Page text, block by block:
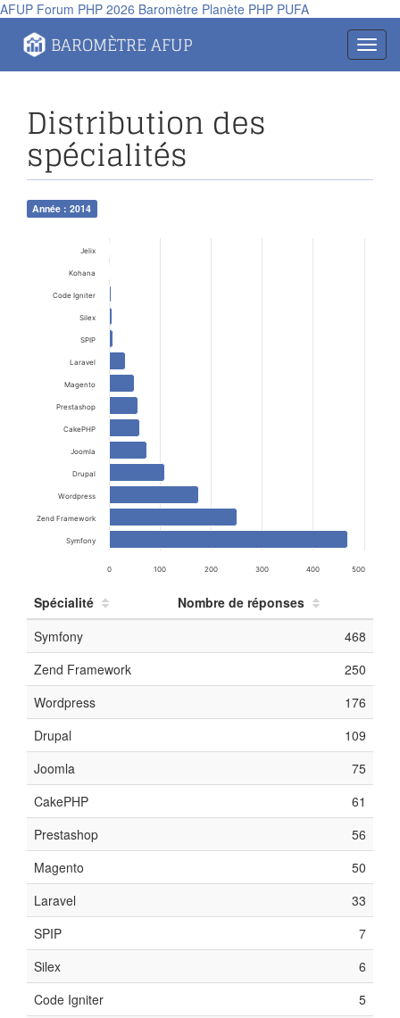
AFUP Forum PHP 2026 Baromètre Planète PHP PUFA
BAROMÈTRE AFUP
Distribution des
spécialités
Année : 2014
0 100 200 300 400 500
Symfony
Zend Framework
Wordpress
Drupal
Joomla
CakePHP
Prestashop
Magento
Laravel
SPIP
Silex
Code Igniter
Kohana
Jelix
Spécialité
Nombre de réponses
Symfony
468
Zend Framework
250
Wordpress
176
Drupal
109
Joomla
75
CakePHP
61
Prestashop
56
Magento
50
Laravel
33
SPIP
7
Silex
6
Code Igniter
5